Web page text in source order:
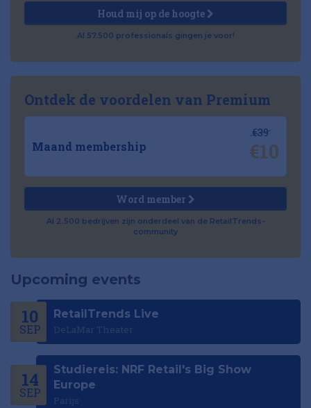
Houd mij op de hoogte
Al 57.500 professionals gingen je voor!
Ontdek de voordelen van Premium
Maand membership
€39
€10
Word member
Al 2.500 bedrijven zijn onderdeel van de RetailTrends-
community
Upcoming events
10
SEP
RetailTrends Live
DeLaMar Theater
14
SEP
Studiereis: NRF Retail's Big Show
Europe
Parijs